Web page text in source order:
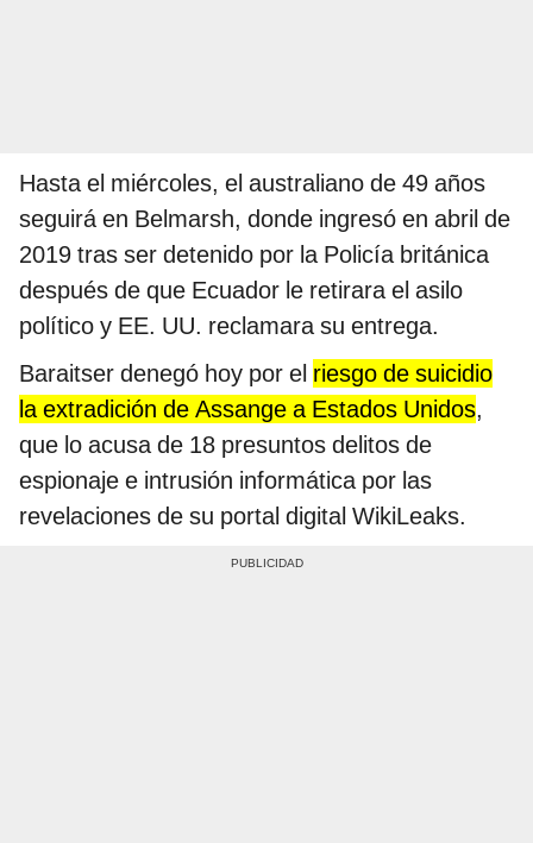
Hasta el miércoles, el australiano de 49 años
seguirá en Belmarsh, donde ingresó en abril de
2019 tras ser detenido por la Policía británica
después de que Ecuador le retirara el asilo
político y EE. UU. reclamara su entrega.
Baraitser denegó hoy por el riesgo de suicidio
la extradición de Assange a Estados Unidos,
que lo acusa de 18 presuntos delitos de
espionaje e intrusión informática por las
revelaciones de su portal digital WikiLeaks.